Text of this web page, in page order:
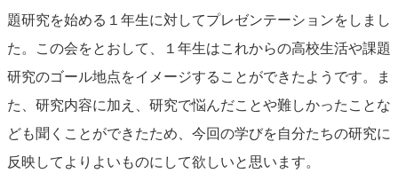
題研究を始める１年生に対してプレゼンテーションをしまし
た。この会をとおして、１年生はこれからの高校生活や課題
研究のゴール地点をイメージすることができたようです。ま
た、研究内容に加え、研究で悩んだことや難しかったことな
ども聞くことができたため、今回の学びを自分たちの研究に
反映してよりよいものにして欲しいと思います。